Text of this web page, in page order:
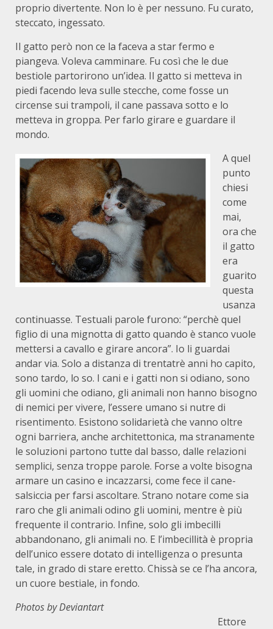
proprio divertente. Non lo è per nessuno. Fu curato,
steccato, ingessato.
Il gatto però non ce la faceva a star fermo e
piangeva. Voleva camminare. Fu così che le due
bestiole partorirono un’idea. Il gatto si metteva in
piedi facendo leva sulle stecche, come fosse un
circense sui trampoli, il cane passava sotto e lo
metteva in groppa. Per farlo girare e guardare il
mondo.
A quel
punto
chiesi
come
mai,
ora che
il gatto
era
guarito
questa
usanza
continuasse. Testuali parole furono: “perchè quel
figlio di una mignotta di gatto quando è stanco vuole
mettersi a cavallo e girare ancora”. Io li guardai
andar via. Solo a distanza di trentatrè anni ho capito,
sono tardo, lo so. I cani e i gatti non si odiano, sono
gli uomini che odiano, gli animali non hanno bisogno
di nemici per vivere, l’essere umano si nutre di
risentimento. Esistono solidarietà che vanno oltre
ogni barriera, anche architettonica, ma stranamente
le soluzioni partono tutte dal basso, dalle relazioni
semplici, senza troppe parole. Forse a volte bisogna
armare un casino e incazzarsi, come fece il cane-
salsiccia per farsi ascoltare. Strano notare come sia
raro che gli animali odino gli uomini, mentre è più
frequente il contrario. Infine, solo gli imbecilli
abbandonano, gli animali no. E l’imbecillità è propria
dell’unico essere dotato di intelligenza o presunta
tale, in grado di stare eretto. Chissà se ce l’ha ancora,
un cuore bestiale, in fondo.
Photos byDeviantart
Ettore